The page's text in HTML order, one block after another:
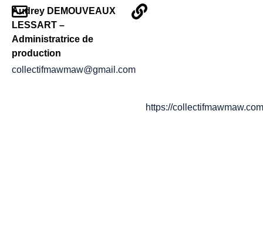
Audrey DEMOUVEAUX
LESSART –
Administratrice de
production
collectifmawmaw@gmail.com
https://